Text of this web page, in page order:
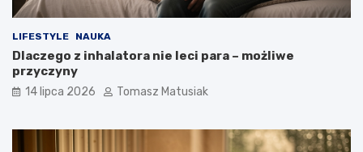
LIFESTYLE NAUKA
Dlaczego z inhalatora nie leci para – możliwe
przyczyny
14 lipca 2026 Tomasz Matusiak